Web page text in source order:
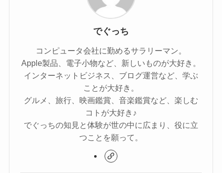
でぐっち
コンピュータ会社に勤めるサラリーマン。
Apple製品、電子小物など、新しいものが大好き。
インターネットビジネス、ブログ運営など、学ぶ
ことが大好き。
グルメ、旅行、映画鑑賞、音楽鑑賞など、楽しむ
コトが大好き♪
でぐっちの知見と体験が世の中に広まり、役に立
つことを願って。